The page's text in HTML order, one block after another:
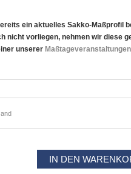
ein aktuelles Sakko-Maßprofil
nicht vorliegen, nehmen wir diese
unserer Maßtageveranstaltungen
IN DEN